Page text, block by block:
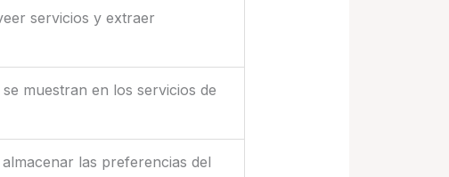
servicios y extraer
muestran en los servicios de
las preferencias del